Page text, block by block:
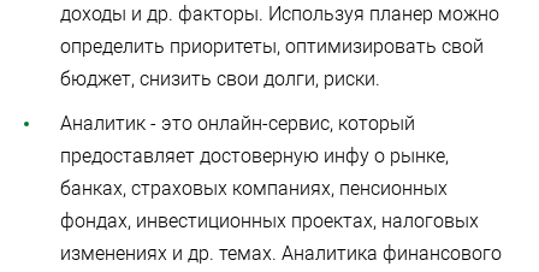
доходы и др. факторы. Используя планер можно
определить приоритеты, оптимизировать свой
бюджет, снизить свои долги, риски.
Аналитик - это онлайн-сервис, который
предоставляет достоверную инфу о рынке,
банках, страховых компаниях, пенсионных
фондах, инвестиционных проектах, налоговых
изменениях и др. темах. Аналитика финансового